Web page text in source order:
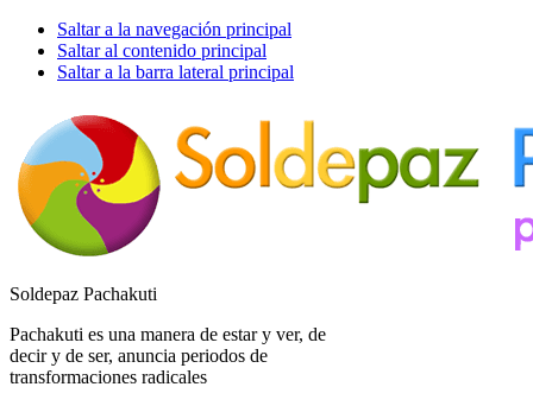
Saltar a la navegación principal
Saltar al contenido principal
Saltar a la barra lateral principal
Soldepaz Pachakuti
Pachakuti es una manera de estar y ver, de
decir y de ser, anuncia periodos de
transformaciones radicales